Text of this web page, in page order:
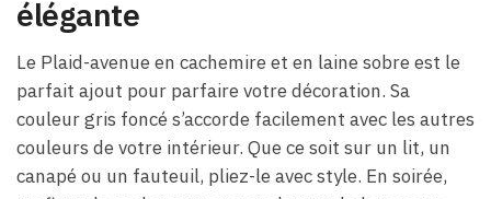
élégante
Le Plaid-avenue en cachemire et en laine sobre est le
parfait ajout pour parfaire votre décoration. Sa
couleur gris foncé s’accorde facilement avec les autres
couleurs de votre intérieur. Que ce soit sur un lit, un
canapé ou un fauteuil, pliez-le avec style. En soirée,